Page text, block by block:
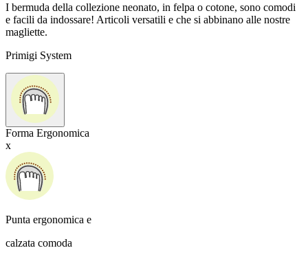
I bermuda della collezione neonato, in felpa o cotone, sono comodi
e facili da indossare! Articoli versatili e che si abbinano alle nostre
magliette.
Primigi System
Forma Ergonomica
x
Punta ergonomica e
calzata comoda